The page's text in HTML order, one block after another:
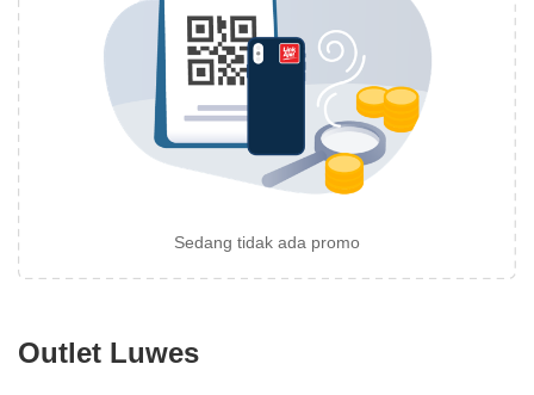
Sedang tidak ada promo
Outlet Luwes